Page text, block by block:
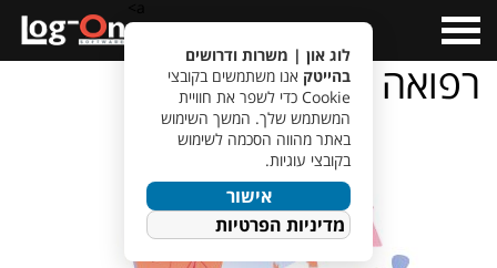
Menu
רפואה
לוג און | משרות ודרושים
בהייטק אנו משתמשים בקובצי
Cookie כדי לשפר את חוויית
המשתמש שלך. המשך השימוש
באתר מהווה הסכמה לשימוש
בקובצי עוגיות.
אישור
מדיניות הפרטיות